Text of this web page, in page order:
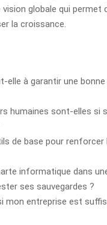
globale qui permet
la croissance.
elle à garantir une
humaines sont-elles si
de base pour renforcer
informatique dans
ses sauvegardes ?
mon entreprise est